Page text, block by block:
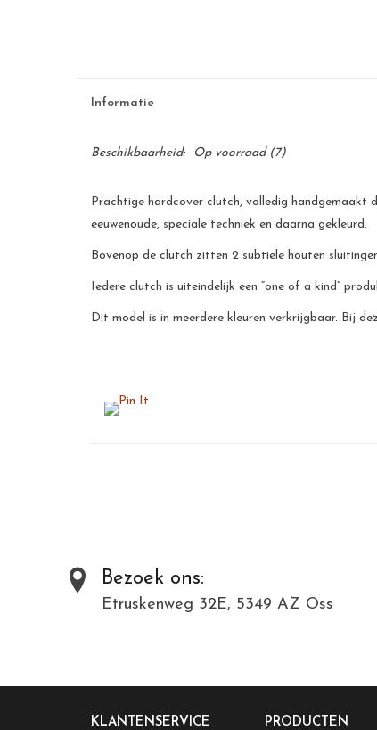
Informatie
Beschikbaarheid: Op voorraad(7)
Prachtige hardcover clutch, volledig handgemaakt
eeuwenoude, speciale techniek en daarna gekleurd.
Bovenop de clutch zitten 2 subtiele houten
Iedere clutch is uiteindelijk een “one of a kind”
Dit model is in meerdere kleuren verkrijgbaar. Bij
Bezoek ons:
Etruskenweg 32E, 5349 AZ Oss
KLANTENSERVICE PRODUCTEN